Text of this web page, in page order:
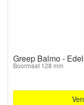
Greep Balmo -
Boormaat 128 mm